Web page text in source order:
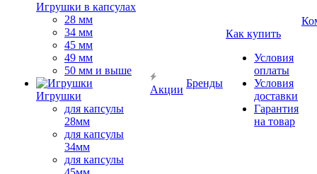
Игрушки в капсулах
28 мм
34 мм
45 мм
49 мм
50 мм и выше
Игрушки
для капсулы
28мм
для капсулы
34мм
для капсулы
Акции
Бренды
Как купить
Условия
оплаты
Условия
доставки
Гарантия
на товар